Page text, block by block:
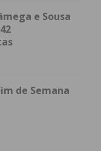
e Sousa
de Semana